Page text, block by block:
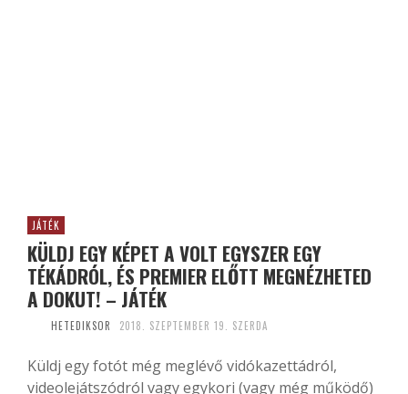
JÁTÉK
KÜLDJ EGY KÉPET A VOLT EGYSZER EGY
TÉKÁDRÓL, ÉS PREMIER ELŐTT MEGNÉZHETED
A DOKUT! – JÁTÉK
HETEDIKSOR 2018. SZEPTEMBER 19. SZERDA
Küldj egy fotót még meglévő vidókazettádról,
videolejátszódról vagy egykori (vagy még működő)